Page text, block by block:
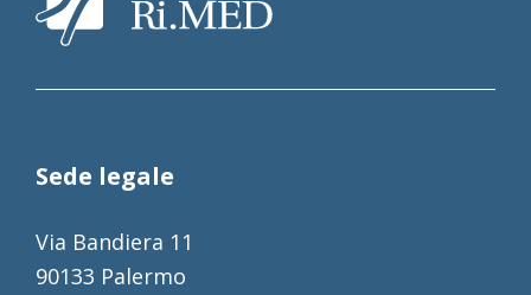
Sede legale
Via Bandiera 11
90133 Palermo